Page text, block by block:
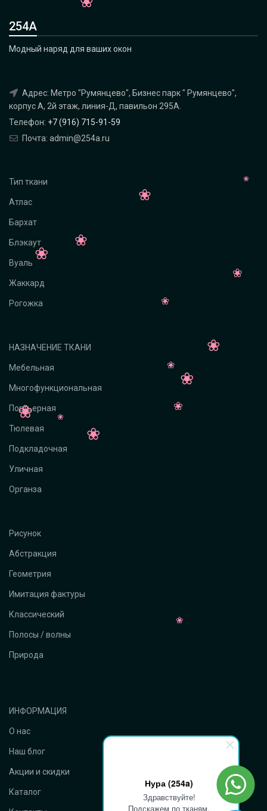
Нура (254a)
Здравствуйте!
Подскажем по тканям,
254А
Модный наряд для ваших окон
Адрес: Метро "Румянцево", Бизнес парк " Румянцево",
корпус А, 2й этаж, линия-Д, павильон 295A.
Телефон: +7 (916) 715-91-59
Почта: admin@254a.ru
Тип ткани
Атлас
Бархат
Блэкаут
Вуаль
Жаккард
Рогожка
НАЗНАЧЕНИЕ ТКАНИ
Мебельная
Многофункциональная
Портьерная
Тюлевая
Подкладочная
Уличная
Органза
Рисунок
Абстракция
Геометрия
Имитация фактуры
Классический
Полосы / волны
Природа
ИНФОРМАЦИЯ
О нас
Наш блог
Акции и скидки
Каталог